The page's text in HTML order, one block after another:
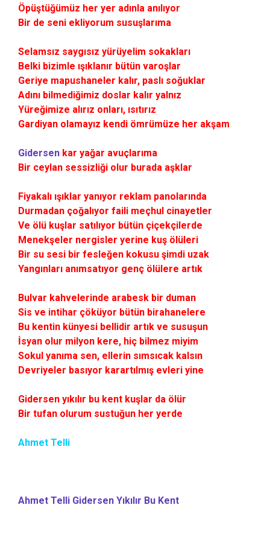
Öpüştüğümüz her yer adınla anılıyor
Bir de seni ekliyorum susuşlarıma
Selamsız saygısız yürüyelim sokakları
Belki bizimle ışıklanır bütün varoşlar
Geriye mapushaneler kalır, paslı soğuklar
Adını bilmediğimiz doslar kalır yalnız
Yüreğimize alırız onları, ısıtırız
Gardiyan olamayız kendi ömrümüze her akşam
Gidersen kar yağar avuçlarıma
Bir ceylan sessizliği olur burada aşklar
Fiyakalı ışıklar yanıyor reklam panolarında
Durmadan çoğalıyor faili meçhul cinayetler
Ve ölü kuşlar satılıyor bütün çiçekçilerde
Menekşeler nergisler yerine kuş ölüleri
Bir su sesi bir fesleğen kokusu şimdi uzak
Yangınları anımsatıyor genç ölülere artık
Bulvar kahvelerinde arabesk bir duman
Sis ve intihar çöküyor bütün birahanelere
Bu kentin künyesi bellidir artık ve susuşun
İsyan olur milyon kere, hiç bilmez miyim
Sokul yanıma sen, ellerin sımsıcak kalsın
Devriyeler basıyor karartılmış evleri yine
Gidersen yıkılır bu kent kuşlar da ölür
Bir tufan olurum sustuğun her yerde
Ahmet Telli
Ahmet Telli Gidersen Yıkılır Bu Kent